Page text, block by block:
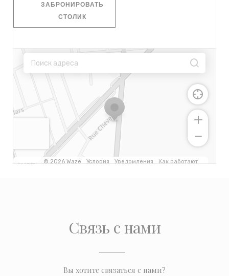
ЗАБРОНИРОВАТЬ
СТОЛИК
Связь с нами
Вы хотите связаться с нами?